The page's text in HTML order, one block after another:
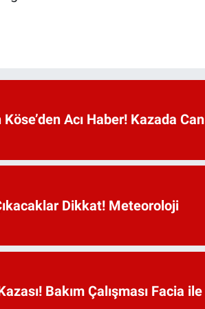
Köse’den Acı Haber! Kazada Can
Dikkat! Meteoroloji
Bakım Çalışması Facia ile